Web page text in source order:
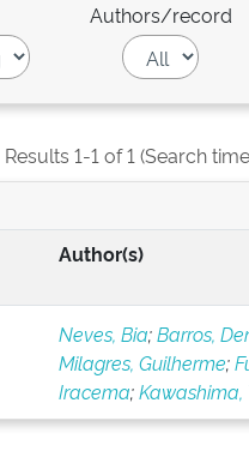
Authors/record
Results 1-1 of 1 (Search
Author(s)
Neves, Bia;Barros,
Milagres, Guilherme;
Iracema;Kawashima,